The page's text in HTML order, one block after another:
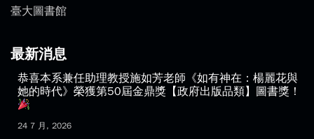
臺大圖書館
最新消息
恭喜本系兼任助理教授施如芳老師《如有神在：楊麗花與
她的時代》榮獲第50屆金鼎獎【政府出版品類】圖書獎！
24 7 月, 2026